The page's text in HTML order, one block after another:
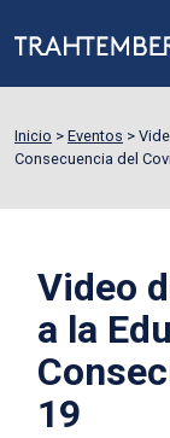
Inicio > Eventos >
Consecuencia del
Video
a la
19